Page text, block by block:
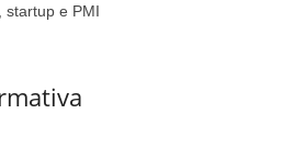
startup e PMI